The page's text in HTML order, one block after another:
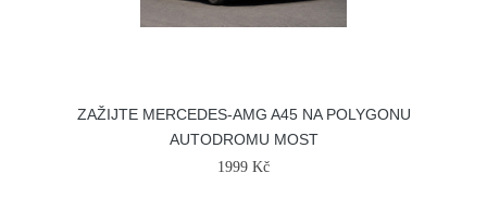
ZAŽIJTE MERCEDES-AMG A45 NA POLYGONU
AUTODROMU MOST
1999 Kč